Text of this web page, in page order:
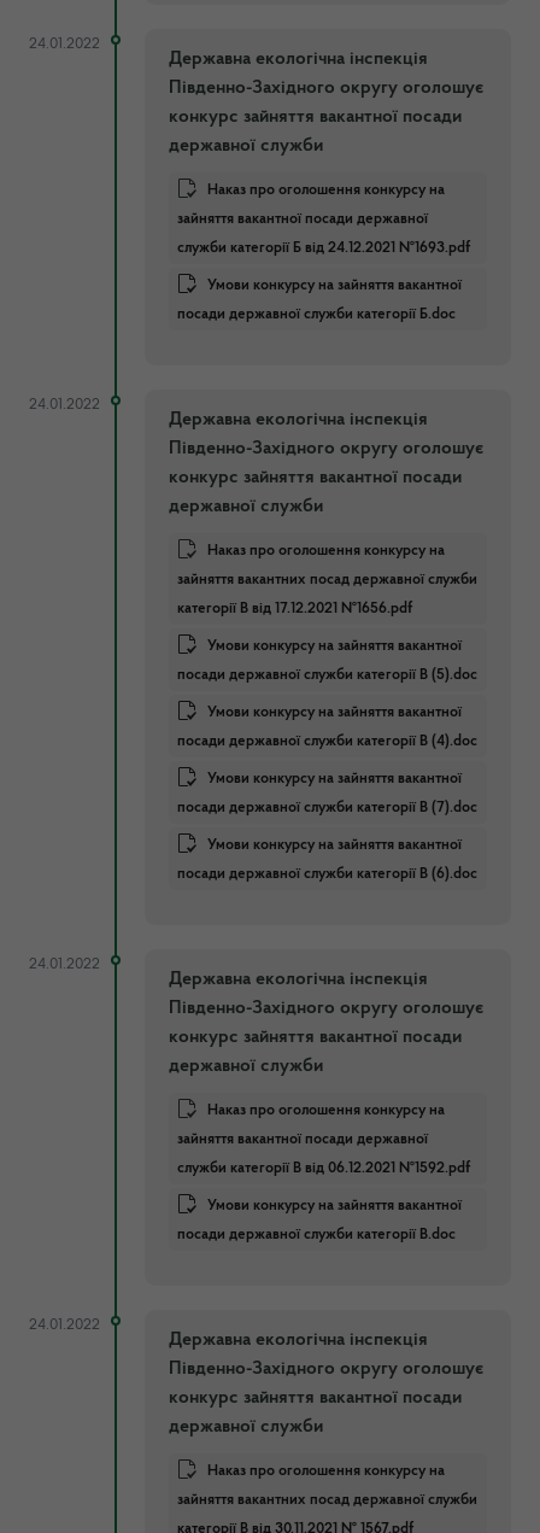
24.01.2022
Державна екологічна інспекція
Південно-Західного округу оголошує
конкурс зайняття вакантної посади
державної служби
Наказ про оголошення конкурсу на
зайняття вакантної посади державної
служби категорії Б від 24.12.2021 №1693.pdf
Умови конкурсу на зайняття вакантної
посади державної служби категорії Б.doc
24.01.2022
Державна екологічна інспекція
Південно-Західного округу оголошує
конкурс зайняття вакантної посади
державної служби
Наказ про оголошення конкурсу на
зайняття вакантних посад державної служби
категорії В від 17.12.2021 №1656.pdf
Умови конкурсу на зайняття вакантної
посади державної служби категорії В (5).doc
Умови конкурсу на зайняття вакантної
посади державної служби категорії В (4).doc
Умови конкурсу на зайняття вакантної
посади державної служби категорії В (7).doc
Умови конкурсу на зайняття вакантної
посади державної служби категорії В (6).doc
24.01.2022
Державна екологічна інспекція
Південно-Західного округу оголошує
конкурс зайняття вакантної посади
державної служби
Наказ про оголошення конкурсу на
зайняття вакантної посади державної
служби категорії В від 06.12.2021 №1592.pdf
Умови конкурсу на зайняття вакантної
посади державної служби категорії В.doc
24.01.2022
Державна екологічна інспекція
Південно-Західного округу оголошує
конкурс зайняття вакантної посади
державної служби
Наказ про оголошення конкурсу на
зайняття вакантних посад державної служби
категорії В від 30.11.2021 № 1567.pdf